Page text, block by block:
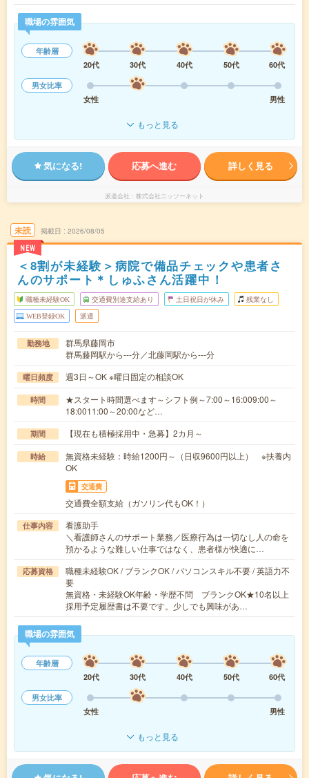
職場の雰囲気
年齢層
20代
30代 40代 50代
60代
男女比率
女性
男性
もっと見る
気になる! 応募へ進む 詳しく見る
派遣会社 株式会社ニッソーネット
未読
NEW
掲載日 2026/08/05
＜8割が未経験＞病院で備品チェックや患者さ
んのサポート＊しゅふさん活躍中！
職種未経験OK 交通費別途支給あり 土日祝日が休み 残業なし
WEB登録OK 派遣
勤務地
群馬県藤岡市
群馬藤岡駅から---分／北藤岡駅から---分
曜日頻度 週3日～OK ※曜日固定の相談OK
時間
★スタート時間選べます～シフト例～7:00～16:009:00～
18:0011:00～20:00など…
期間 【現在も積極採用中・急募】2カ月～
時給
無資格未経験：時給1200円～（日収9600円以上） ※扶養内
OK
交通費
交通費全額支給（ガソリン代もOK！）
仕事内容
看護助手
＼看護師さんのサポート業務／医療行為は一切なし人の命を
預かるような難しい仕事ではなく、患者様が快適に…
応募資格
職種未経験OK / ブランクOK / パソコンスキル不要 / 英語力不
要
無資格・未経験OK年齢・学歴不問 ブランクOK★10名以上
採用予定履歴書は不要です。少しでも興味があ…
職場の雰囲気
年齢層
20代
30代 40代 50代
60代
男女比率
女性
男性
もっと見る